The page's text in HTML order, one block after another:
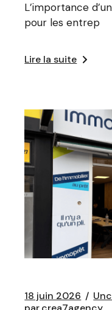
L’importance
pour les entrep
Lire la suite
18 juin 2026